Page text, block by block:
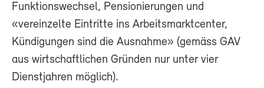
Funktionswechsel, Pensionierungen und
«vereinzelte Eintritte ins Arbeitsmarktcenter,
Kündigungen sind die Ausnahme» (gemäss GAV
aus wirtschaftlichen Gründen nur unter vier
Dienstjahren möglich).